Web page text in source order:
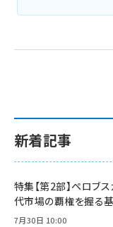
新着記事
特集【第2部】ペロブ
代市場の覇権を握る
7月30日 10:00